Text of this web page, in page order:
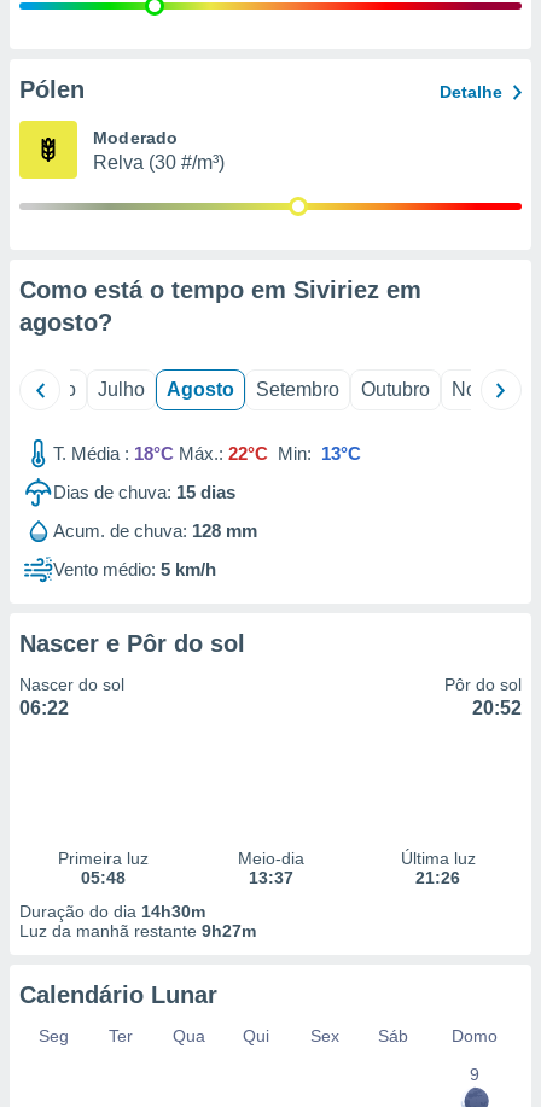
e
de
Pólen Detalhe
Moderado
Relva (30 #/m³)
Como está o tempo em Siviriez em
agosto?
Junho Julho Agosto Setembro Outubro Novembro
T. Média : 18°C Máx.: 22°C Min: 13°C
Dias de chuva: 15 dias
Acum. de chuva: 128 mm
Vento médio: 5 km/h
Nascer e Pôr do sol
Nascer do sol
06:22
Pôr do sol
20:52
Primeira luz
05:48
Meio-dia
13:37
Última luz
21:26
Duração do dia 14h30m
Luz da manhã restante 9h27m
Calendário Lunar
Seg Ter Qua Qui Sex Sáb
Domo
9